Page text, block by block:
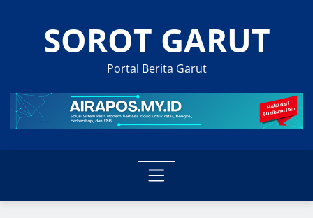
SOROT GARUT
Portal Berita Garut